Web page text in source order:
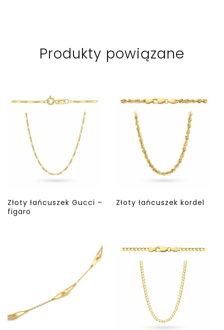
Produkty powiązane
Złoty łańcuszek Gucci –
figaro
Złoty łańcuszek kordel